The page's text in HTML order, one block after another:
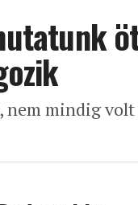
nem mindig